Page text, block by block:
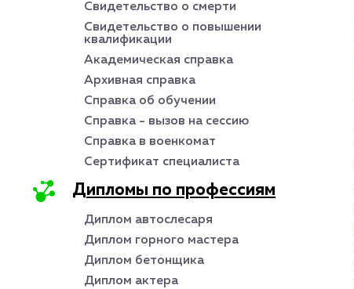
Свидетельство о смерти
Свидетельство о повышении
квалификации
Академическая справка
Архивная справка
Справка об обучении
Справка - вызов на сессию
Справка в военкомат
Сертификат специалиста
Дипломы по профессиям
Диплом автослесаря
Диплом горного мастера
Диплом бетонщика
Диплом актера